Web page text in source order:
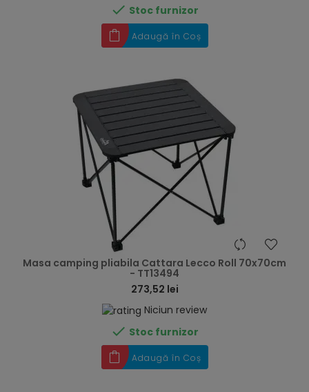
 Stoc furnizor
Adaugă în Coș
Masa camping pliabila Cattara Lecco Roll 70x70cm
- TT13494
273,52 lei
Niciun review
 Stoc furnizor
Adaugă în Coș